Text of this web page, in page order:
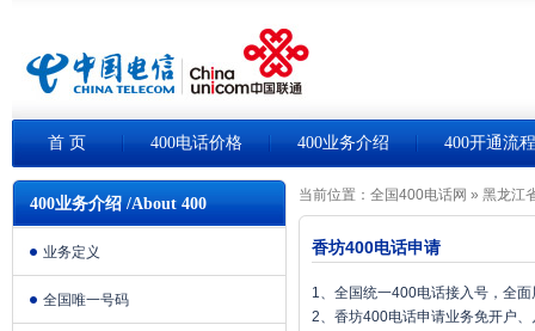
首 页 400电话价格 400业务介绍 400开通流程
400业务介绍 /About 400
业务定义
全国唯一号码
当前位置： 全国400电话网 » 黑龙江
香坊400电话申请
1、全国统一400电话接入号，全
2、香坊400电话申请业务免开户